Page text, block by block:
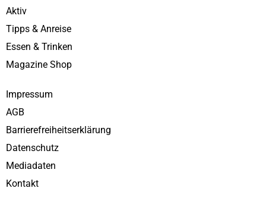
Aktiv
Tipps & Anreise
Essen & Trinken
Magazine Shop
Impressum
AGB
Barrierefreiheitserklärung
Datenschutz
Mediadaten
Kontakt